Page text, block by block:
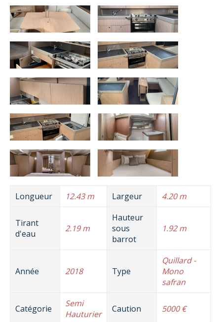
Longueur 12.43 m Largeur 4.20 m
Tirant
d'eau
2.19 m
Hauteur
sous
barrot
1.92 m
Année 2018 Type
Quillard -
Mono
safran
Catégorie
Semi
Hauturier
Caution 5000 €